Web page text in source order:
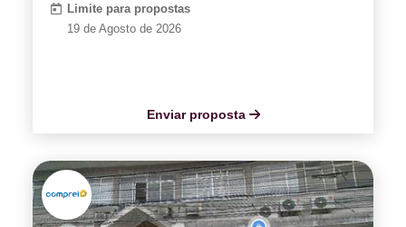
Limite para propostas
19 de Agosto de 2026
Enviar proposta